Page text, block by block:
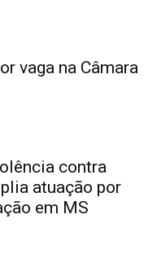
vaga na Câmara
contra
atuação por
em MS